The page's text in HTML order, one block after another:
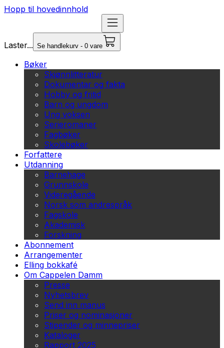
Hopp til hovedinnhold
Laster... Se handlekurv - 0 vare
Bøker
Skjønnlitteratur
Dokumentar og fakta
Hobby og fritid
Barn og ungdom
Ung voksen
Serieromaner
Fagbøker
Skolebøker
Forfattere
Utdanning
Barnehage
Grunnskole
Videregående
Norsk som andrespråk
Fagskole
Akademisk
Forskning
Abonnement
Arrangementer
Elling bokkafé
Om Cappelen Damm
Presse
Nyhetsbrev
Send inn manus
Priser og nominasjoner
Stipender og minnepriser
Kataloger
Rapport 2025